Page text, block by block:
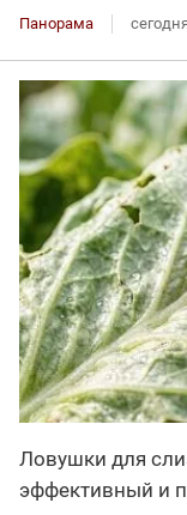
Панорама
Ловушки для
эффективный и